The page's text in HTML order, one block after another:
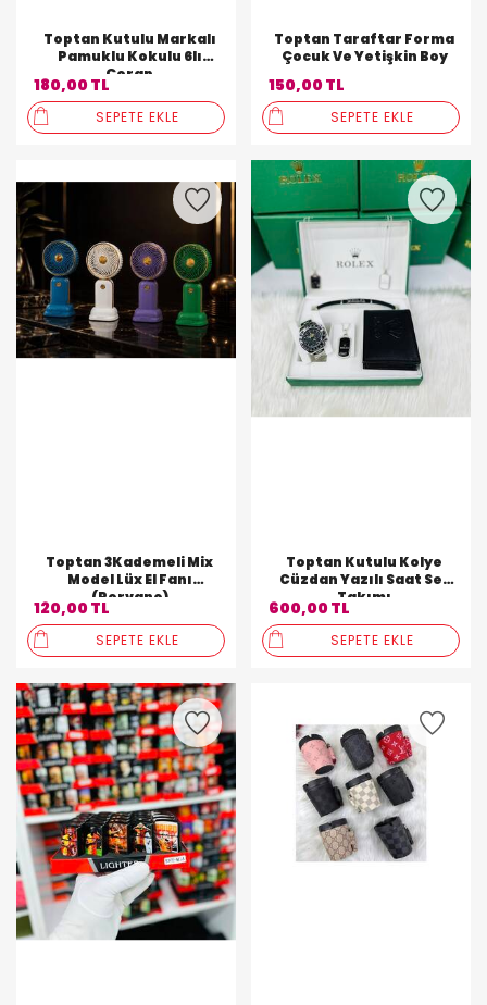
Toptan Kutulu Markalı
Pamuklu Kokulu 6lı
Çorap
180,00 TL
SEPETE EKLE
Toptan Taraftar Forma
Çocuk Ve Yetişkin Boy
150,00 TL
SEPETE EKLE
Toptan 3Kademeli Mix
Model Lüx El Fanı
(Pervane)
120,00 TL
SEPETE EKLE
Toptan Kutulu Kolye
Cüzdan Yazılı Saat Set
Takımı
600,00 TL
SEPETE EKLE